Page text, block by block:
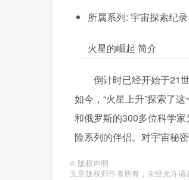
所属系列: 宇宙探索纪
火星的崛起 简介
倒计时已经开始于21
如今，“火星上升”探索了
和俄罗斯的300多位科学家
险系列的伴侣。对宇宙秘
© 版权声明
文章版权归作者所有，未经允许请